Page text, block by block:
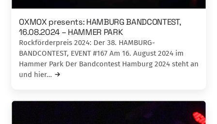
OXMOX presents: HAMBURG BANDCONTEST,
16.08.2024 – HAMMER PARK
Rockförderpreis 2024: Der 38. HAMBURG-
BANDCONTEST, EVENT #167 Am 16. August 2024 im
Hammer Park Der Bandcontest Hamburg 2024 steht an
und hier…